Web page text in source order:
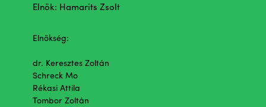
Elnök: Hamarits Zsolt
Elnökség:
dr. Keresztes Zoltán
Schreck Mo
Rékasi Attila
Tombor Zoltán